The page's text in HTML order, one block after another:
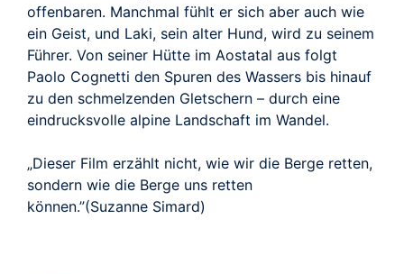
offenbaren. Manchmal fühlt er sich aber auch wie
ein Geist, und Laki, sein alter Hund, wird zu seinem
Führer. Von seiner Hütte im Aostatal aus folgt
Paolo Cognetti den Spuren des Wassers bis hinauf
zu den schmelzenden Gletschern – durch eine
eindrucksvolle alpine Landschaft im Wandel.
„Dieser Film erzählt nicht, wie wir die Berge retten,
sondern wie die Berge uns retten
können.”(Suzanne Simard)